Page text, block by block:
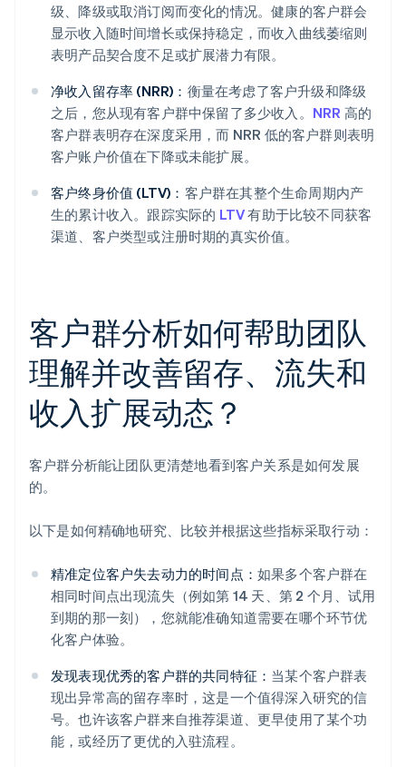
级、降级或取消订阅而变化的情况。健康的客户群会
显示收入随时间增长或保持稳定，而收入曲线萎缩则
表明产品契合度不足或扩展潜力有限。
净收入留存率 (NRR)： 衡量在考虑了客户升级和降级
之后，您从现有客户群中保留了多少收入。 NRR 高的
客户群表明存在深度采用，而 NRR 低的客户群则表明
客户账户价值在下降或未能扩展。
客户终身价值 (LTV)： 客户群在其整个生命周期内产
生的累计收入。跟踪实际的 LTV有助于比较不同获客
渠道、客户类型或注册时期的真实价值。
客户群分析如何帮助团队
理解并改善留存、流失和
收入扩展动态？
客户群分析能让团队更清楚地看到客户关系是如何发展
的。
以下是如何精确地研究、比较并根据这些指标采取行动：
精准定位客户失去动力的时间点： 如果多个客户群在
相同时间点出现流失（例如第 14 天、第 2 个月、试用
到期的那一刻），您就能准确知道需要在哪个环节优
化客户体验。
发现表现优秀的客户群的共同特征： 当某个客户群表
现出异常高的留存率时，这是一个值得深入研究的信
号。也许该客户群来自推荐渠道、更早使用了某个功
能，或经历了更优的入驻流程。